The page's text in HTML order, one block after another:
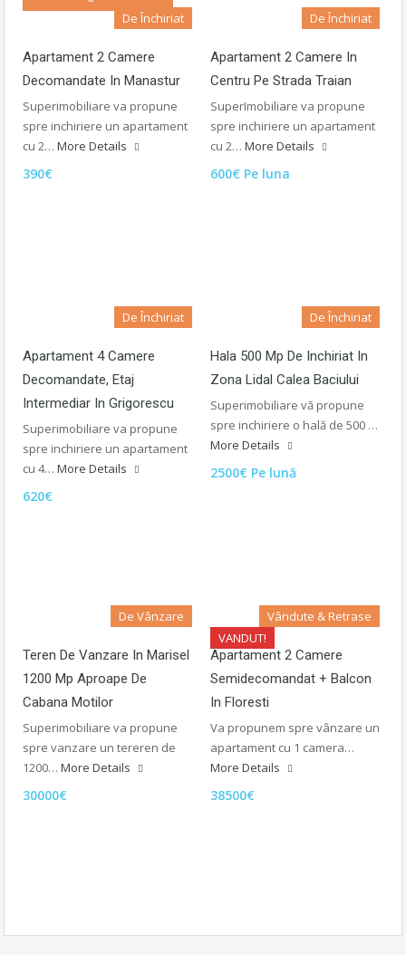
De Închiriat
Apartament 2 Camere
Decomandate In Manastur
Superimobiliare va propune
spre inchiriere un apartament
cu 2… More Details
390€
De Închiriat
Apartament 2 Camere In
Centru Pe Strada Traian
SuperImobiliare va propune
spre inchiriere un apartament
cu 2… More Details
600€ Pe luna
De Închiriat
Apartament 4 Camere
Decomandate, Etaj
Intermediar In Grigorescu
Superimobiliare va propune
spre inchiriere un apartament
cu 4… More Details
620€
De Închiriat
Hala 500 Mp De Inchiriat In
Zona Lidal Calea Baciului
Superimobiliare vă propune
spre inchiriere o hală de 500 …
More Details
2500€ Pe lună
De Vânzare
Teren De Vanzare In Marisel
1200 Mp Aproape De
Cabana Motilor
Superimobiliare va propune
spre vanzare un tereren de
1200… More Details
30000€
VANDUT!
Vândute & Retrase
Apartament 2 Camere
Semidecomandat + Balcon
In Floresti
Va propunem spre vânzare un
apartament cu 1 camera…
More Details
38500€